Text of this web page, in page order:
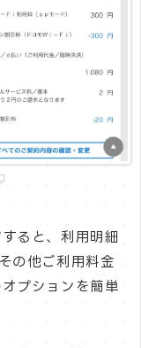
ると、利用明細
の他ご利用料金
プションを簡単